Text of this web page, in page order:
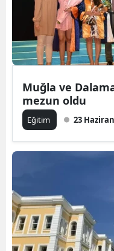
Muğla ve
mezun oldu
Eğitim 23